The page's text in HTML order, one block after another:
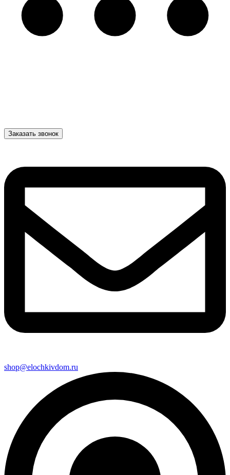
Заказать звонок
shop@elochkivdom.ru